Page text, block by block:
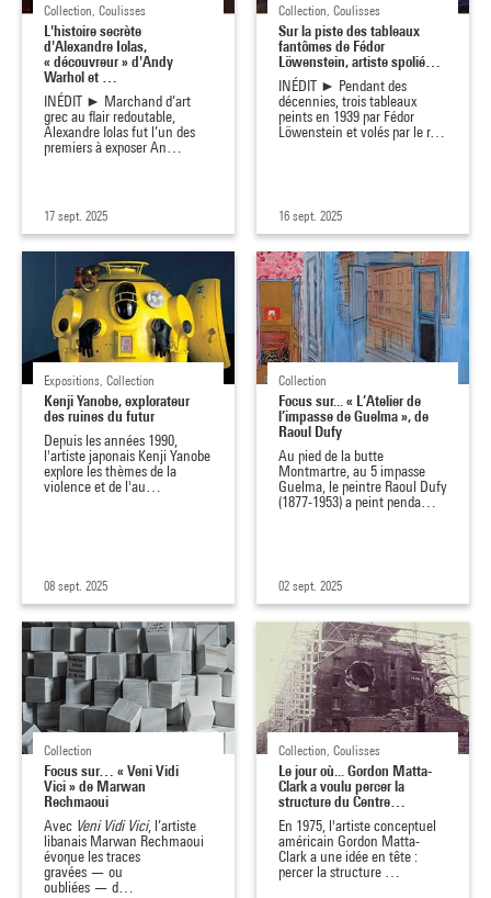
Collection, Coulisses
L'histoire secrète
d'Alexandre Iolas,
« découvreur » d'Andy
Warhol et …
INÉDIT ► Marchand d’art
grec au flair redoutable,
Alexandre Iolas fut l’un des
premiers à exposer An…
17 sept. 2025
Collection, Coulisses
Sur la piste des tableaux
fantômes de Fédor
Löwenstein, artiste spolié…
INÉDIT ► Pendant des
décennies, trois tableaux
peints en 1939 par Fédor
Löwenstein et volés par le r…
16 sept. 2025
Expositions, Collection
Kenji Yanobe, explorateur
des ruines du futur
Depuis les années 1990,
l'artiste japonais Kenji Yanobe
explore les thèmes de la
violence et de l'au…
08 sept. 2025
Collection
Focus sur... « L’Atelier de
l’impasse de Guelma », de
Raoul Dufy
Au pied de la butte
Montmartre, au 5 impasse
Guelma, le peintre Raoul Dufy
(1877-1953) a peint penda…
02 sept. 2025
Collection
Focus sur… « Veni Vidi
Vici » de Marwan
Rechmaoui
Avec Veni Vidi Vici, l’artiste
libanais Marwan Rechmaoui
évoque les traces
gravées — ou
oubliées — d…
Collection, Coulisses
Le jour où... Gordon Matta-
Clark a voulu percer la
structure du Centre…
En 1975, l'artiste conceptuel
américain Gordon Matta-
Clark a une idée en tête :
percer la structure …